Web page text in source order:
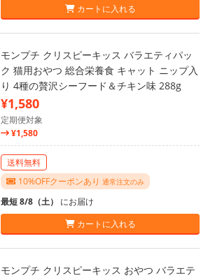
カートに入れる
モンプチ クリスピーキッス バラエティパッ
ク 猫用おやつ 総合栄養食 キャット ニップ入
り 4種の贅沢シーフード＆チキン味 288g
¥1,580
定期便対象
¥1,580
送料無料
10%OFFクーポンあり 通常注文のみ
最短 8/8（土） にお届け
カートに入れる
モンプチ クリスピーキッス おやつ バラエテ